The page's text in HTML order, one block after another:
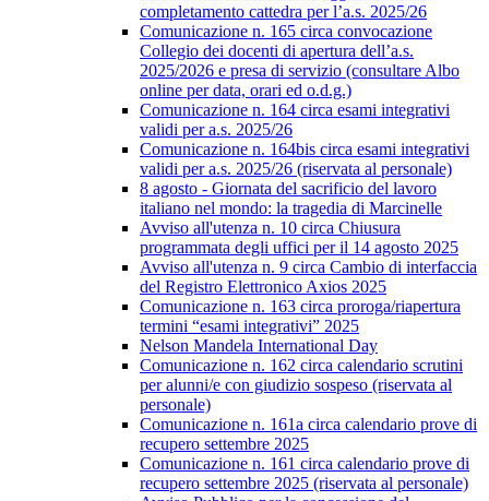
completamento cattedra per l’a.s. 2025/26
Comunicazione n. 165 circa convocazione
Collegio dei docenti di apertura dell’a.s.
2025/2026 e presa di servizio (consultare Albo
online per data, orari ed o.d.g.)
Comunicazione n. 164 circa esami integrativi
validi per a.s. 2025/26
Comunicazione n. 164bis circa esami integrativi
validi per a.s. 2025/26 (riservata al personale)
8 agosto - Giornata del sacrificio del lavoro
italiano nel mondo: la tragedia di Marcinelle
Avviso all'utenza n. 10 circa Chiusura
programmata degli uffici per il 14 agosto 2025
Avviso all'utenza n. 9 circa Cambio di interfaccia
del Registro Elettronico Axios 2025
Comunicazione n. 163 circa proroga/riapertura
termini “esami integrativi” 2025
Nelson Mandela International Day
Comunicazione n. 162 circa calendario scrutini
per alunni/e con giudizio sospeso (riservata al
personale)
Comunicazione n. 161a circa calendario prove di
recupero settembre 2025
Comunicazione n. 161 circa calendario prove di
recupero settembre 2025 (riservata al personale)